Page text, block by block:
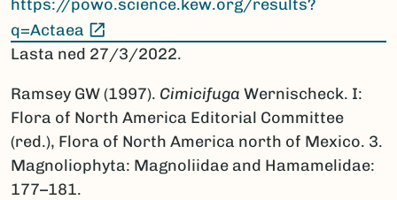
https://powo.science.kew.org/results?
q=Actaea
Lasta ned 27/3/2022.
Ramsey GW (1997). Cimicifuga Wernischeck. I:
Flora of North America Editorial Committee
(red.), Flora of North America north of Mexico. 3.
Magnoliophyta: Magnoliidae and Hamamelidae:
177–181.